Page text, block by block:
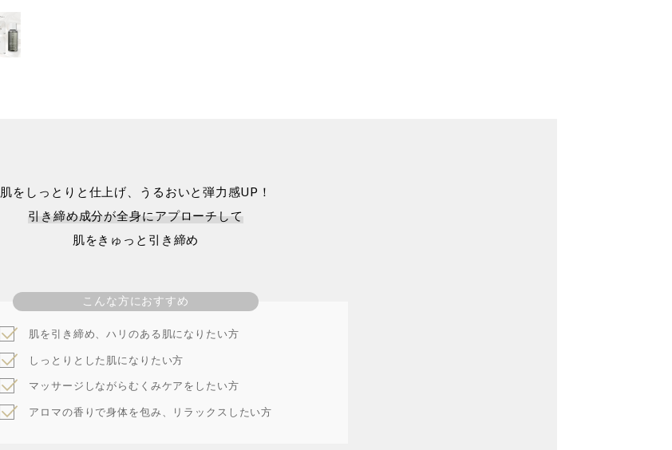
肌をしっとりと仕上げ、うるおいと弾力感UP！
引き締め成分が全身にアプローチして
肌をきゅっと引き締め
こんな方におすすめ
肌を引き締め、ハリのある肌になりたい方
しっとりとした肌になりたい方
マッサージしながらむくみケアをしたい方
アロマの香りで身体を包み、 リラックスしたい方